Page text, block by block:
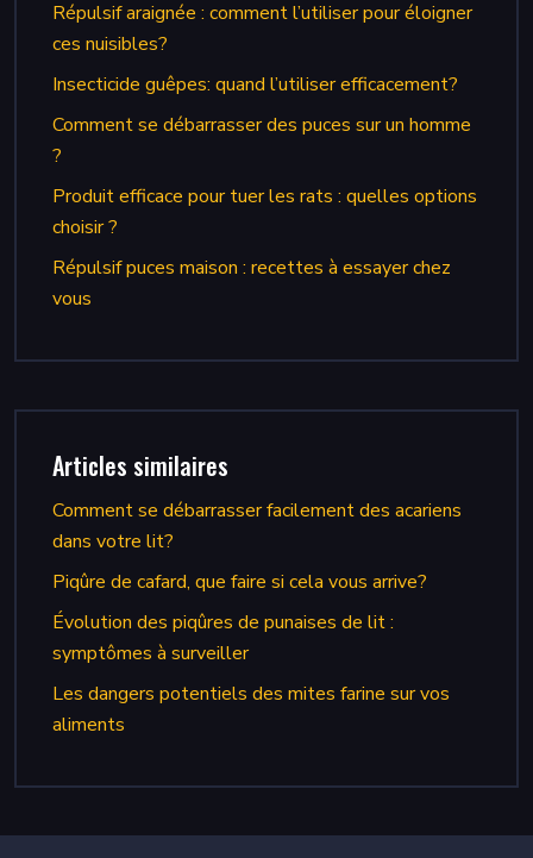
Répulsif araignée : comment l’utiliser pour éloigner
ces nuisibles?
Insecticide guêpes: quand l’utiliser efficacement?
Comment se débarrasser des puces sur un homme
?
Produit efficace pour tuer les rats : quelles options
choisir ?
Répulsif puces maison : recettes à essayer chez
vous
Articles similaires
Comment se débarrasser facilement des acariens
dans votre lit?
Piqûre de cafard, que faire si cela vous arrive?
Évolution des piqûres de punaises de lit :
symptômes à surveiller
Les dangers potentiels des mites farine sur vos
aliments